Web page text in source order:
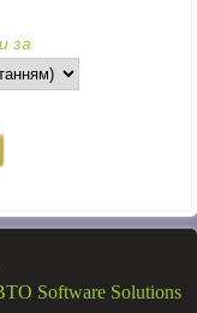
за
Software Solutions